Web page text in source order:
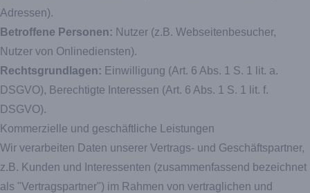
Adressen).
Betroffene Personen: Nutzer (z.B. Webseitenbesucher,
Nutzer von Onlinediensten).
Rechtsgrundlagen: Einwilligung (Art. 6 Abs. 1 S. 1 lit. a.
DSGVO), Berechtigte Interessen (Art. 6 Abs. 1 S. 1 lit. f.
DSGVO).
Kommerzielle und geschäftliche Leistungen
Wir verarbeiten Daten unserer Vertrags- und Geschäftspartner,
z.B. Kunden und Interessenten (zusammenfassend bezeichnet
als "Vertragspartner") im Rahmen von vertraglichen und